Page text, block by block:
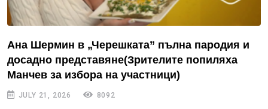
Ана Шермин в „Черешката” пълна пародия и
досадно представяне(Зрителите попиляха
Манчев за избора на участници)
JULY 21, 2026 8092